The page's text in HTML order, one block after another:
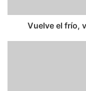
​Vuelve el frío,